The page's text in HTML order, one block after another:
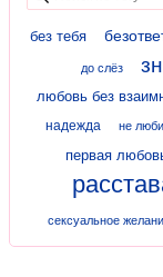
без тебя
до слёз
любовь без
надежда
не
первая
сексуальное